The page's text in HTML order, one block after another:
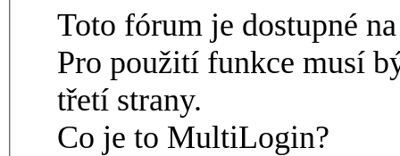
Toto fórum je dostupné
Pro použití funkce musí
třetí strany.
Co je to MultiLogin?